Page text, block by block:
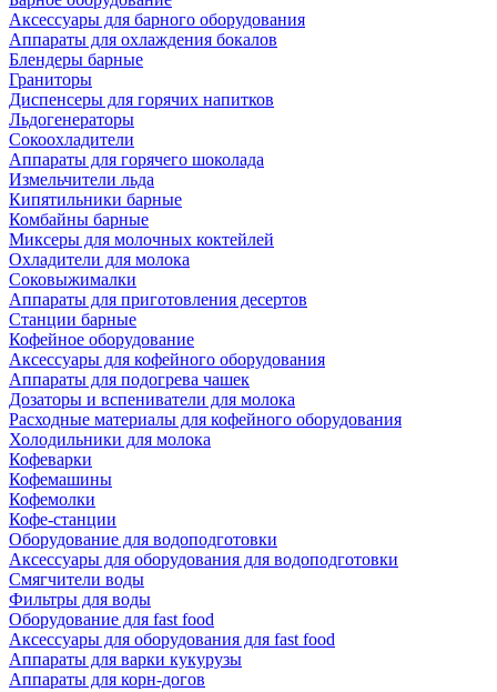
Аксессуары для барного оборудования
Аппараты для охлаждения бокалов
Блендеры барные
Граниторы
Диспенсеры для горячих напитков
Льдогенераторы
Сокоохладители
Аппараты для горячего шоколада
Измельчители льда
Кипятильники барные
Комбайны барные
Миксеры для молочных коктейлей
Охладители для молока
Соковыжималки
Аппараты для приготовления десертов
Станции барные
Кофейное оборудование
Аксессуары для кофейного оборудования
Аппараты для подогрева чашек
Дозаторы и вспениватели для молока
Расходные материалы для кофейного оборудования
Холодильники для молока
Кофеварки
Кофемашины
Кофемолки
Кофе-станции
Оборудование для водоподготовки
Аксессуары для оборудования для водоподготовки
Смягчители воды
Фильтры для воды
Оборудование для fast food
Аксессуары для оборудования для fast food
Аппараты для варки кукурузы
Аппараты для корн-догов